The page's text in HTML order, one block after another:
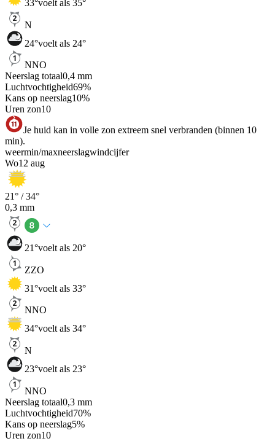
33°voelt als 35°
N
24°voelt als 24°
NNO
Neerslag totaal0,4 mm
Luchtvochtigheid69%
Kans op neerslag10%
Uren zon10
Je huid kan in volle zon extreem snel verbranden (binnen 10
min).
weermin/maxneerslagwindcijfer
Wo12 aug
21° /34°
0,3 mm
21°voelt als 20°
ZZO
31°voelt als 33°
NNO
34°voelt als 34°
N
23°voelt als 23°
NNO
Neerslag totaal0,3 mm
Luchtvochtigheid70%
Kans op neerslag5%
Uren zon10